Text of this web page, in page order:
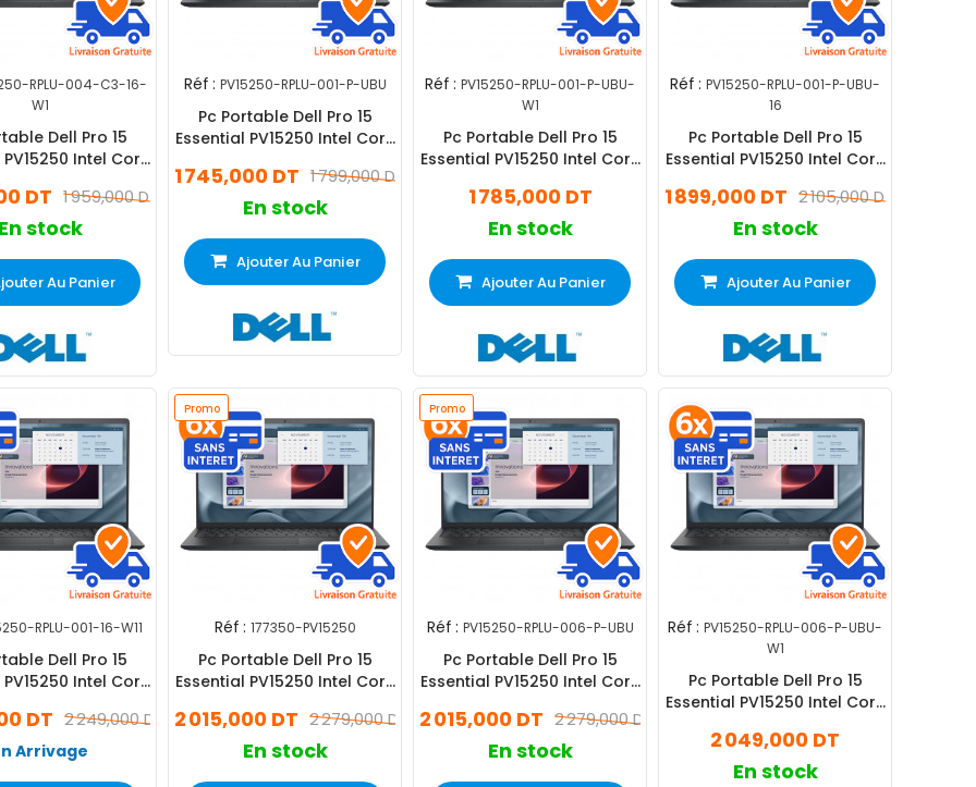
RPLU-004-C3-16-
W1
Dell Pro 15
Intel Core
11 Pro
1 959,000 DT
DT
En stock
Au Panier
Réf : PV15250-RPLU-001-P-UBU
Pc Portable Dell Pro 15
Essential PV15250 Intel Core
1 799,000 DT
1 745,000 DT
En stock
Ajouter Au Panier
Réf : PV15250-RPLU-001-P-UBU-
W1
Pc Portable Dell Pro 15
Essential PV15250 Intel Core
Windows 11 Pro
1 785,000 DT
En stock
Ajouter Au Panier
Réf : PV15250-RPLU-001-P-UBU-
16
Pc Portable Dell Pro 15
Essential PV15250 Intel Core
2 105,000 DT
1 899,000 DT
En stock
Ajouter Au Panier
RPLU-001-16-W11
Dell Pro 15
Intel Core
11 Pro
2 249,000 DT
DT
Arrivage
Promo
Réf : 177350-PV15250
Pc Portable Dell Pro 15
Essential PV15250 Intel Core
2 279,000 DT
2 015,000 DT
En stock
Promo
Réf : PV15250-RPLU-006-P-UBU
Pc Portable Dell Pro 15
Essential PV15250 Intel Core
2 279,000 DT
2 015,000 DT
En stock
Réf : PV15250-RPLU-006-P-UBU-
W1
Pc Portable Dell Pro 15
Essential PV15250 Intel Core
Windows 11 Pro
2 049,000 DT
En stock